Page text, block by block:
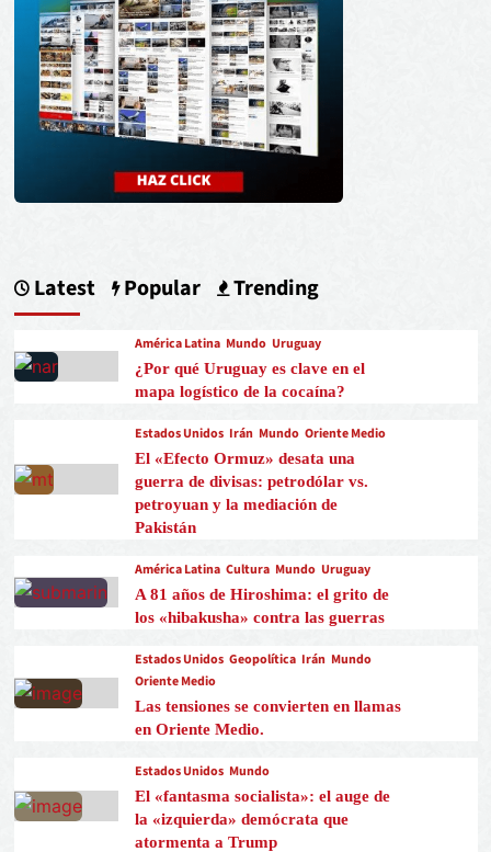
Latest Popular Trending
América Latina Mundo Uruguay
¿Por qué Uruguay es clave en el
mapa logístico de la cocaína?
Estados Unidos Irán Mundo Oriente Medio
El «Efecto Ormuz» desata una
guerra de divisas: petrodólar vs.
petroyuan y la mediación de
Pakistán
América Latina Cultura Mundo Uruguay
A 81 años de Hiroshima: el grito de
los «hibakusha» contra las guerras
Estados Unidos Geopolítica Irán Mundo
Oriente Medio
Las tensiones se convierten en llamas
en Oriente Medio.
Estados Unidos Mundo
El «fantasma socialista»: el auge de
la «izquierda» demócrata que
atormenta a Trump